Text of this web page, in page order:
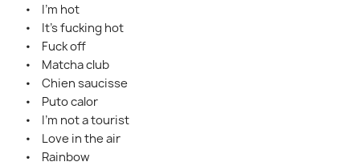
• I'm hot
• It's fucking hot
• Fuck off
• Matcha club
• Chien saucisse
• Puto calor
• I'm not a tourist
• Love in the air
• Rainbow